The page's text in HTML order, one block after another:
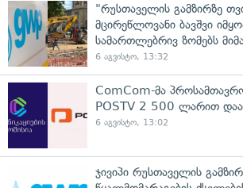
"რუსთაველის გამზირზე
მცირეწლოვანი ბავშვი
სამართლებრივ ზომებს
6 აგვისტო, 13:32
ComCom-მა
POSTV 2 500 ლარით
6 აგვისტო, 13:02
ჯივიპი რუსთაველის